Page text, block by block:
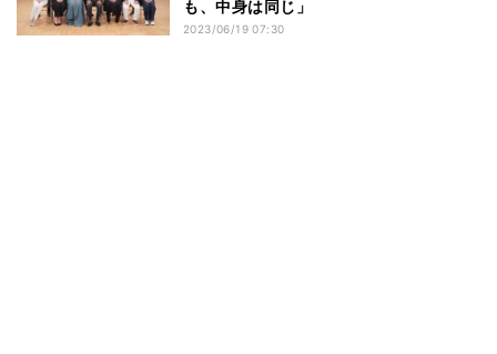
も、中身は同じ」
2023/06/19 07:30